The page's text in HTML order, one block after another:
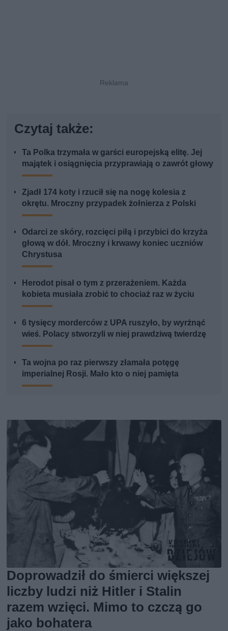
Czytaj także:
Ta Polka trzymała w garści europejską elitę. Jej
majątek i osiągnięcia przyprawiają o zawrót głowy
Zjadł 174 koty i rzucił się na nogę kolesia z
okrętu. Mroczny przypadek żołnierza z Polski
Odarci ze skóry, rozcięci piłą i przybici do krzyża
głową w dół. Mroczny i krwawy koniec uczniów
Chrystusa
Herodot pisał o tym z przerażeniem. Każda
kobieta musiała zrobić to chociaż raz w życiu
6 tysięcy morderców z UPA ruszyło, by wyrżnąć
wieś. Polacy stworzyli w niej prawdziwą twierdzę
Ta wojna po raz pierwszy złamała potęgę
imperialnej Rosji. Mało kto o niej pamięta
Doprowadził do śmierci większej
liczby ludzi niż Hitler i Stalin
razem wzięci. Mimo to czczą go
jako bohatera